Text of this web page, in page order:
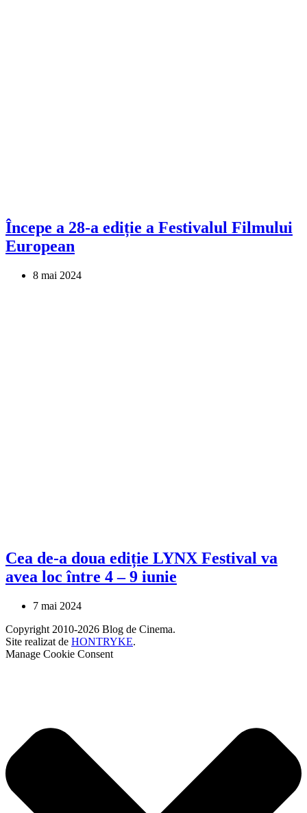
Începe a 28-a ediție a Festivalul Filmului
European
8 mai 2024
Cea de-a doua ediție LYNX Festival va
avea loc între 4 – 9 iunie
7 mai 2024
Copyright 2010-2026 Blog de Cinema.
Site realizat de HONTRYKE.
Manage Cookie Consent